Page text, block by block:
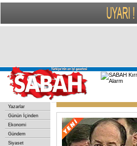
Yazarlar
Günün İçinden
Ekonomi
Gündem
Siyaset